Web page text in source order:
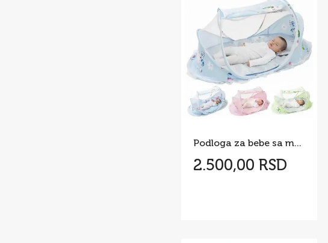
Podloga za bebe sa mrezicom protiv komaraca
2.500,00 RSD